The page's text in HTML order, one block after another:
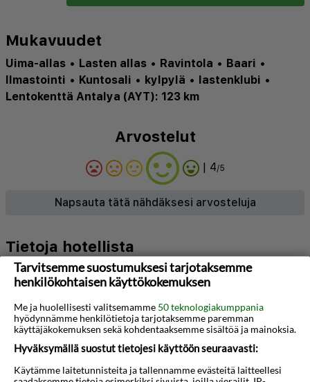
Mukavuudet
Uima-allas • Lasten allas • Ravintola • Baari •
Ilmastointi • Kuntosali • kylpylä • lastenklubi •
Lentokenttä Antalya (AYT): 123 km
Arvostelut
| 4/5
Napsauta tätä nähdäksesi arvosteluja
Tietoja hotellista
Club Sidar Apart Hotel on suosittu, hieman
vanhempi huoneistohotelli, joka sijaitsee hyvällä
paikalla noin puolivälissä Alanyan
tiistaimarkkinoiden ja suositun Kleopatran rannan
välissä. Tämä on oikea paikka, jos haluat yöpyä
huoneistossa ja tutustua kaikkeen, mitä
Tarvitsemme suostumuksesi tarjotaksemme
henkilökohtaisen käyttökokemuksen
Me ja huolellisesti valitsemamme 50 teknologiakumppania
hyödynnämme henkilötietoja tarjotaksemme paremman
käyttäjäkokemuksen sekä kohdentaaksemme sisältöä ja mainoksia.
Hyväksymällä suostut tietojesi käyttöön seuraavasti:
Käytämme laitetunnisteita ja tallennamme evästeitä laitteellesi